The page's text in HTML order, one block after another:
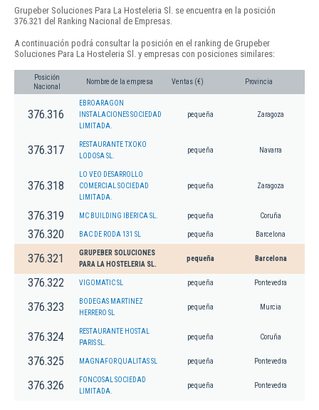
Grupeber Soluciones Para La Hosteleria Sl. se encuentra en la posición
376.321 del Ranking Nacional de Empresas.
A continuación podrá consultar la posición en el ranking de Grupeber
Soluciones Para La Hosteleria Sl. y empresas con posiciones similares:
Posición
Nacional
Nombre de la empresa Ventas (€) Provincia
376.316
EBROARAGON
INSTALACIONES SOCIEDAD
LIMITADA.
pequeña Zaragoza
376.317
RESTAURANTE TXOKO
LODOSA SL.
pequeña Navarra
376.318
LO VEO DESARROLLO
COMERCIAL SOCIEDAD
LIMITADA.
pequeña Zaragoza
376.319 MC BUILDING IBERICA SL. pequeña Coruña
376.320 BAC DE RODA 131 SL pequeña Barcelona
376.321
GRUPEBER SOLUCIONES
PARA LA HOSTELERIA SL.
pequeña Barcelona
376.322 VIGOMATIC SL pequeña Pontevedra
376.323
BODEGAS MARTINEZ
HERRERO SL
pequeña Murcia
376.324
RESTAURANTE HOSTAL
PARIS SL.
pequeña Coruña
376.325 MAGNAFOR QUALITAS SL pequeña Pontevedra
376.326
FONCOSAL SOCIEDAD
LIMITADA.
pequeña Pontevedra